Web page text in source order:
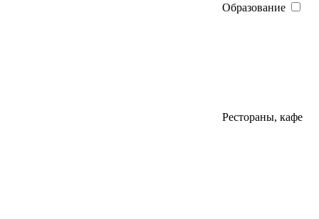
Образование
Рестораны, кафе